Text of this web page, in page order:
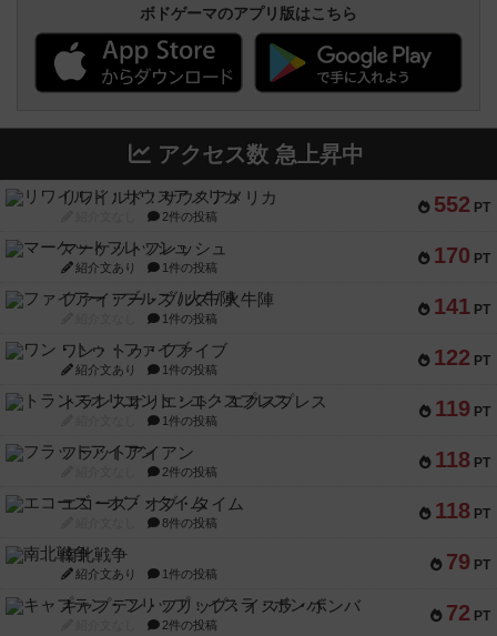
ボドゲーマのアプリ版はこちら
アクセス数 急上昇中
552 PT
リワイルド：サウスアメリカ
2件の投稿
170 PT
マーケットフレッシュ
紹介文あり 1件の投稿
141 PT
ファイアー・ブルズ / 火牛陣
1件の投稿
122 PT
ワン・トゥ・ファイブ
紹介文あり 1件の投稿
119 PT
トランスオリエント・エクスプレス
1件の投稿
118 PT
フラットアイアン
2件の投稿
118 PT
エコーズ・オブ・タイム
8件の投稿
79 PT
南北戦争
紹介文あり 1件の投稿
72 PT
キャプテン・フリップ：イスラ・ボンバ
2件の投稿